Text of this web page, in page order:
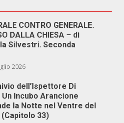
CONTRO GENERALE.
DALLA CHIESA – di
Silvestri. Seconda
2026
dell’Ispettore Di
Un Incubo Arancione
la Notte nel Ventre del
33)